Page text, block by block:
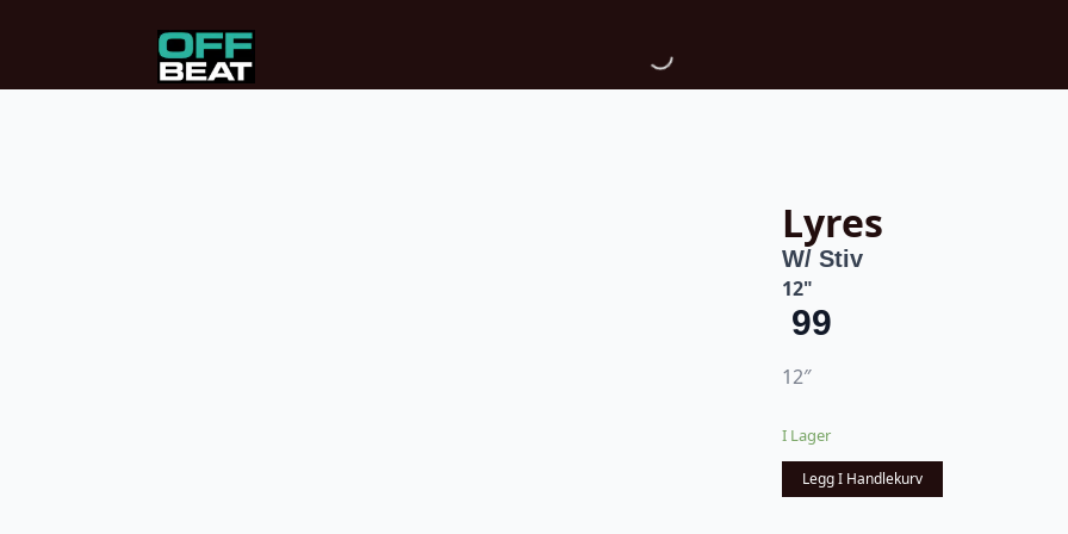
Lyres
W/ Stiv
12"
99
12″
I Lager
Legg I Handlekurv